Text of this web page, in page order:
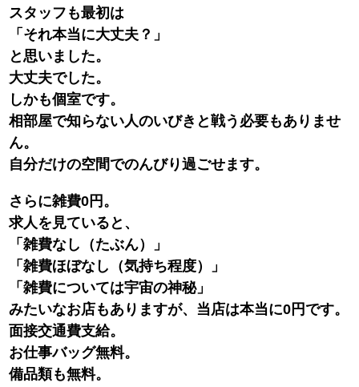
スタッフも最初は
「それ本当に大丈夫？」
と思いました。
大丈夫でした。
しかも個室です。
相部屋で知らない人のいびきと戦う必要もありませ
ん。
自分だけの空間でのんびり過ごせます。
さらに雑費0円。
求人を見ていると、
「雑費なし（たぶん）」
「雑費ほぼなし（気持ち程度）」
「雑費については宇宙の神秘」
みたいなお店もありますが、当店は本当に0円です。
面接交通費支給。
お仕事バッグ無料。
備品類も無料。